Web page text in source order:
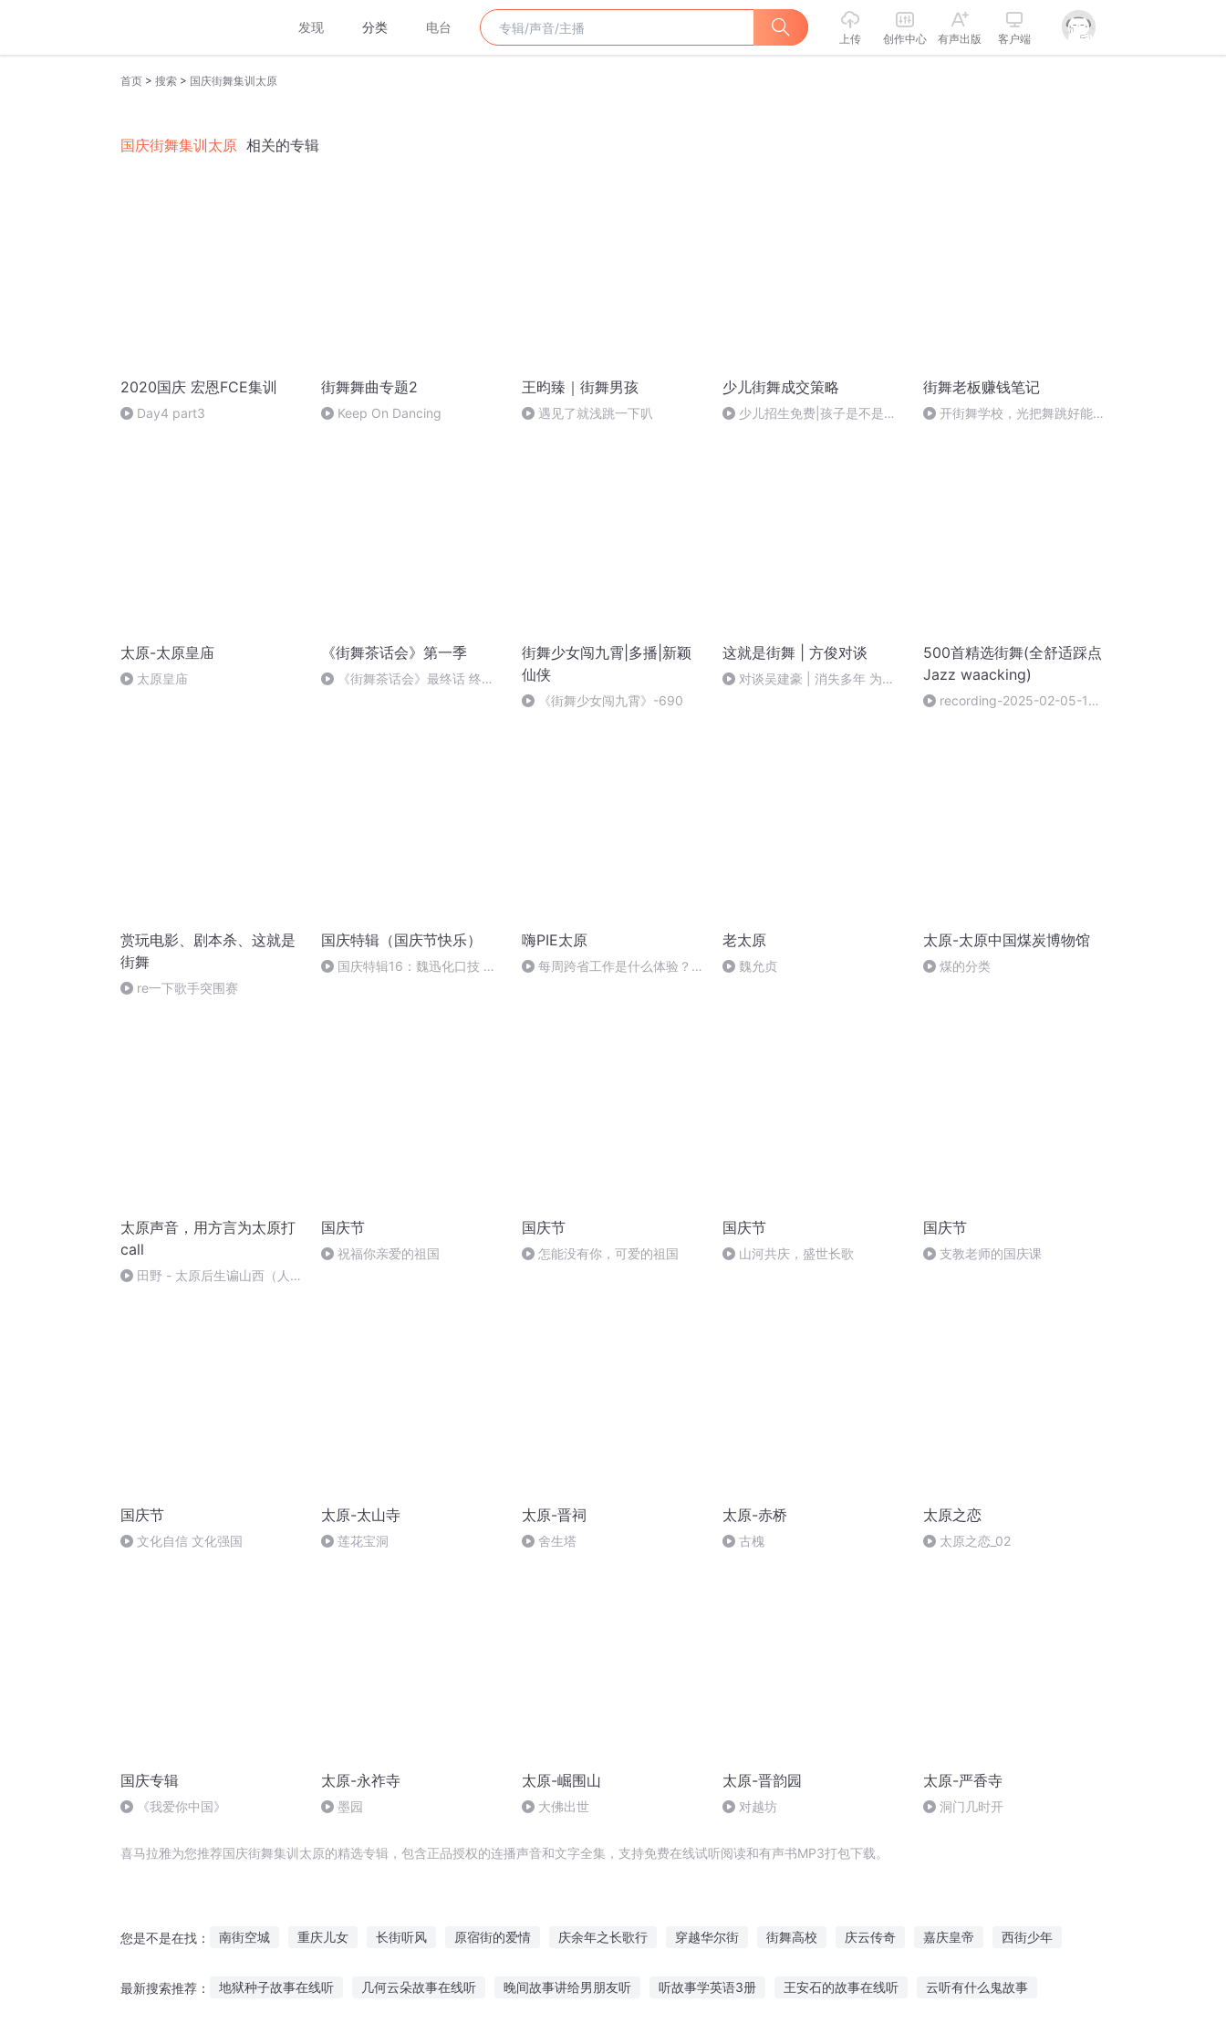
发现 分类 电台
上传 创作中心 有声出版 客户端
首页 > 搜索 > 国庆街舞集训太原
国庆街舞集训太原 相关的专辑
2020国庆 宏恩FCE集训
Day4 part3
街舞舞曲专题2
Keep On Dancing
王昀臻｜街舞男孩
遇见了就浅跳一下叭
少儿街舞成交策略
少儿招生免费|孩子是不是要
街舞老板赚钱笔记
开街舞学校，光把舞跳好能当
太原-太原皇庙
太原皇庙
《街舞茶话会》第一季
《街舞茶话会》最终话 终于
街舞少女闯九霄|多播|新颖
仙侠
《街舞少女闯九霄》-690
这就是街舞 | 方俊对谈
对谈吴建豪 | 消失多年 为啥
500首精选街舞(全舒适踩点
Jazz waacking)
recording-2025-02-05-18-
赏玩电影、剧本杀、这就是
街舞
re一下歌手突围赛
国庆特辑（国庆节快乐）
国庆特辑16：魏迅化口技 二
嗨PIE太原
每周跨省工作是什么体验？太
老太原
魏允贞
太原-太原中国煤炭博物馆
煤的分类
太原声音，用方言为太原打
call
田野 - 太原后生谝山西（人说
国庆节
祝福你亲爱的祖国
国庆节
怎能没有你，可爱的祖国
国庆节
山河共庆，盛世长歌
国庆节
支教老师的国庆课
国庆节
文化自信 文化强国
太原-太山寺
莲花宝洞
太原-晋祠
舍生塔
太原-赤桥
古槐
太原之恋
太原之恋_02
国庆专辑
《我爱你中国》
太原-永祚寺
墨园
太原-崛围山
大佛出世
太原-晋韵园
对越坊
太原-严香寺
洞门几时开
喜马拉雅为您推荐国庆街舞集训太原的精选专辑，包含正品授权的连播声音和文字全集，支持免费在线试听阅读和有声书MP3打包下载。
您是不是在找： 南街空城 重庆儿女 长街听风 原宿街的爱情 庆余年之长歌行 穿越华尔街 街舞高校 庆云传奇 嘉庆皇帝 西街少年
最新搜索推荐： 地狱种子故事在线听 几何云朵故事在线听 晚间故事讲给男朋友听 听故事学英语3册 王安石的故事在线听 云听有什么鬼故事